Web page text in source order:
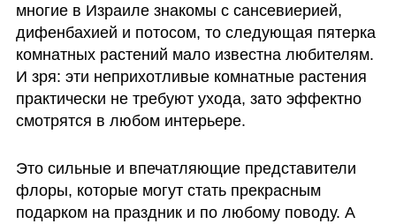
многие в Израиле знакомы с сансевиерией,
дифенбахией и потосом, то следующая пятерка
комнатных растений мало известна любителям.
И зря: эти неприхотливые комнатные растения
практически не требуют ухода, зато эффектно
смотрятся в любом интерьере.
Это сильные и впечатляющие представители
флоры, которые могут стать прекрасным
подарком на праздник и по любому поводу. А